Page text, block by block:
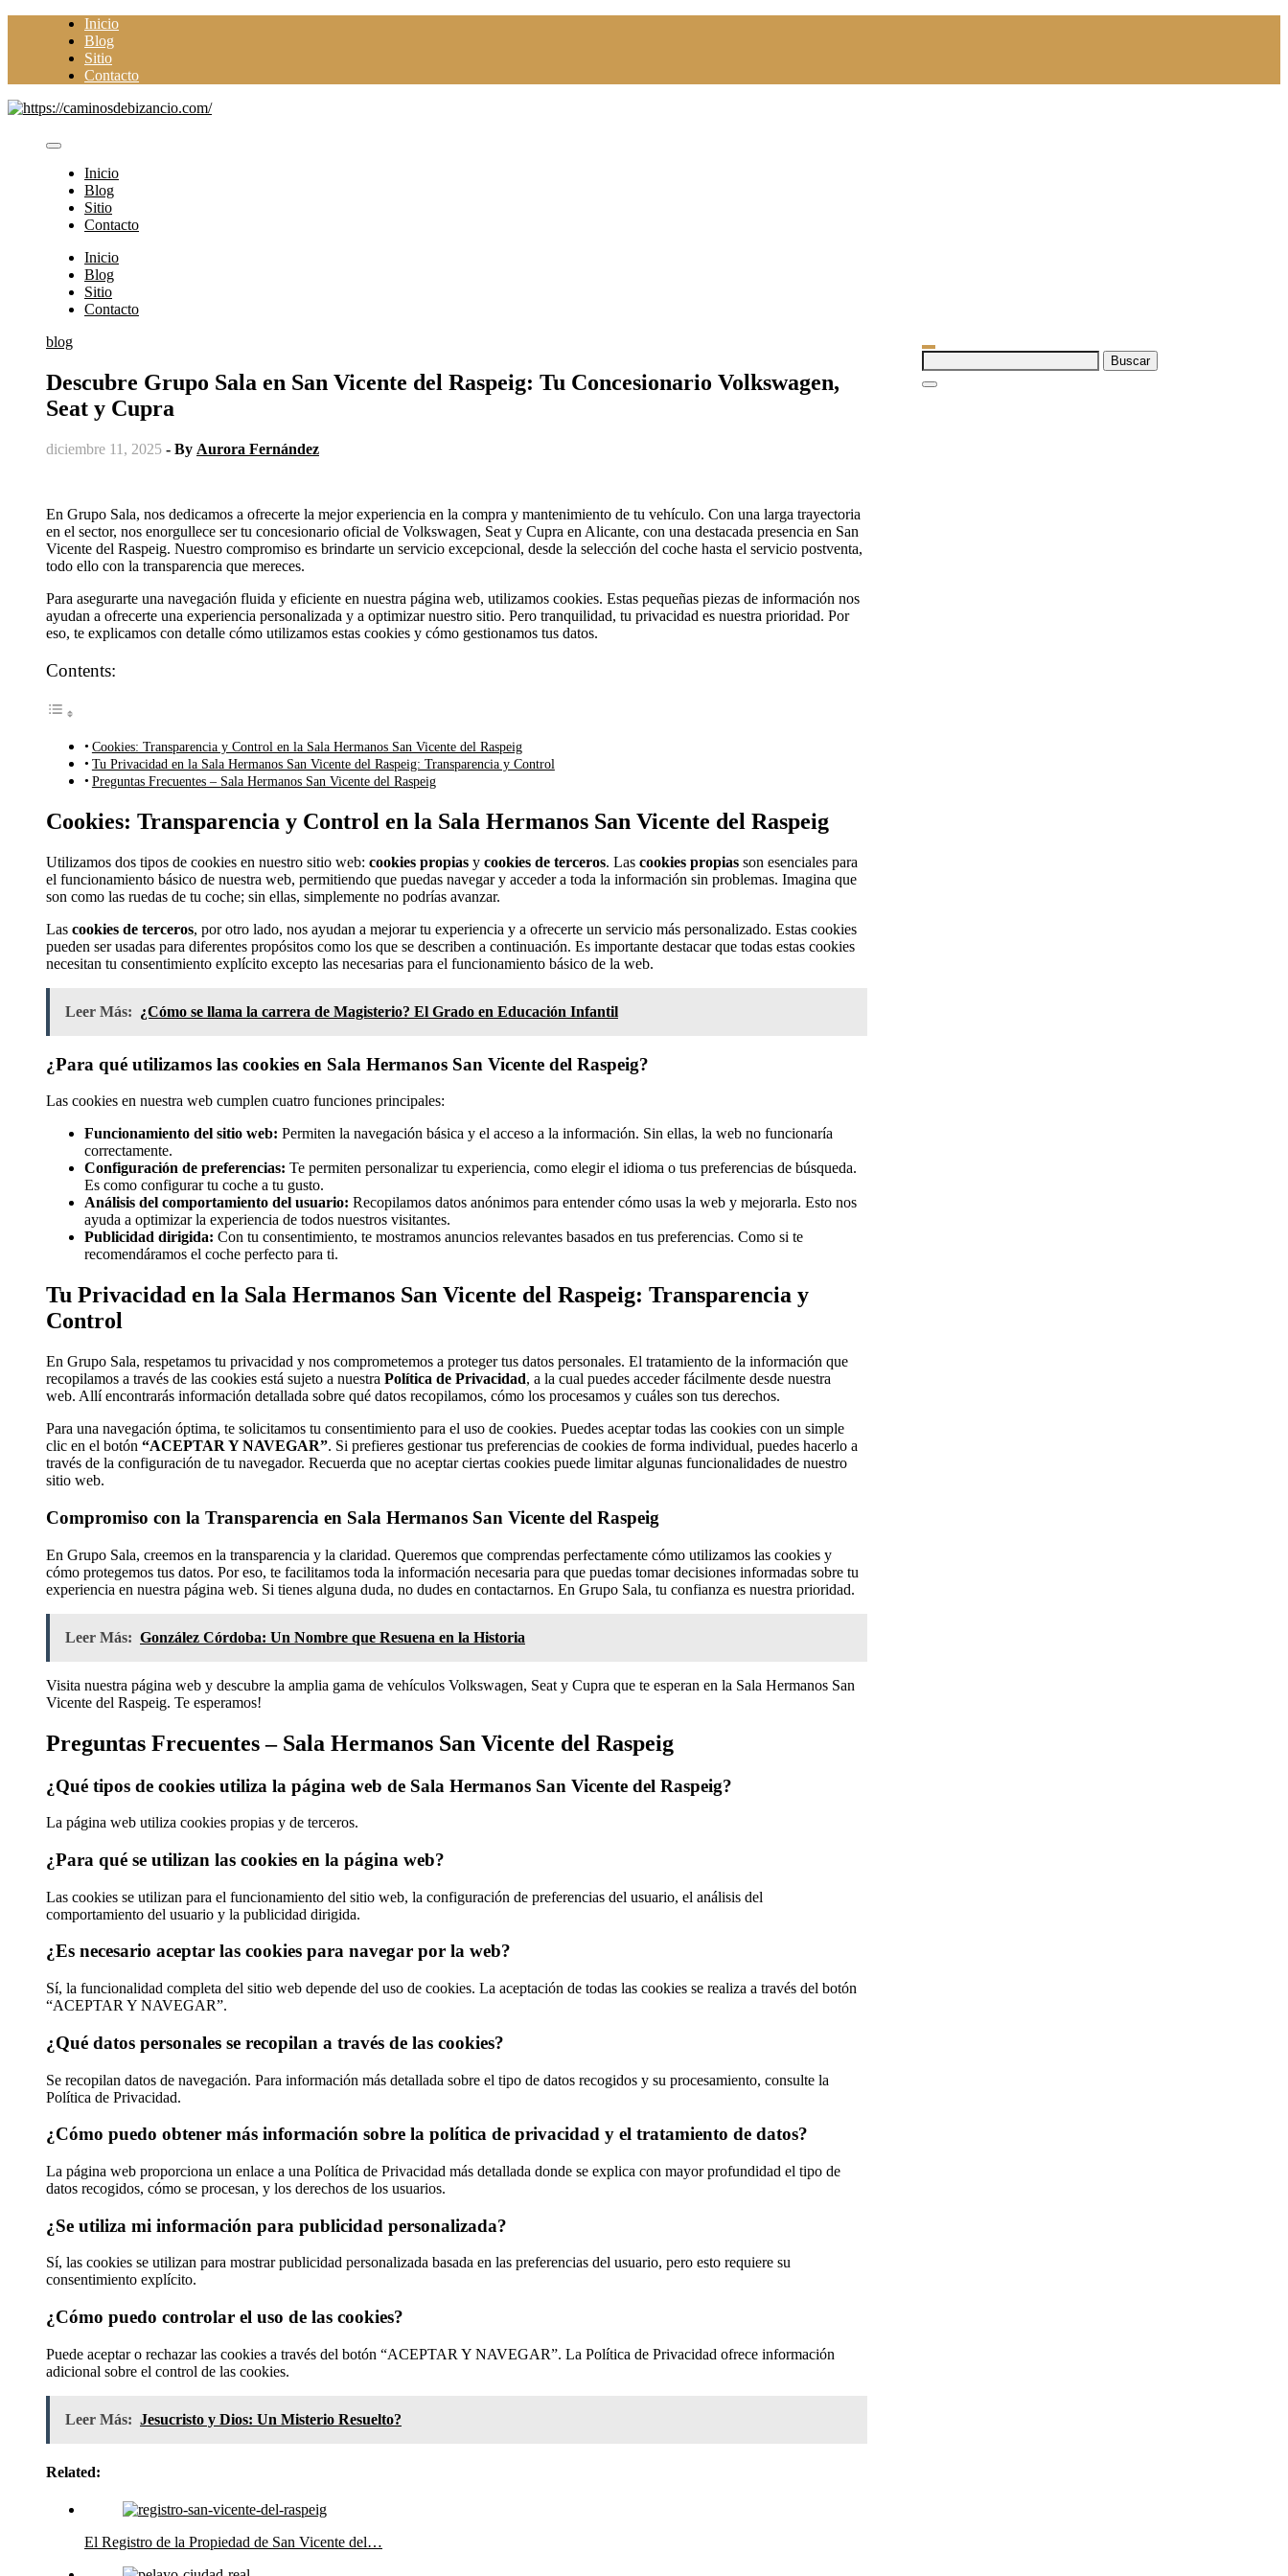
Inicio
Blog
Sitio
Contacto
Inicio
Blog
Sitio
Contacto
Inicio
Blog
Sitio
Contacto
Buscar:
blog
Descubre Grupo Sala en San Vicente del Raspeig: Tu Concesionario Volkswagen,
Seat y Cupra
diciembre 11, 2025 - By Aurora Fernández
En Grupo Sala, nos dedicamos a ofrecerte la mejor experiencia en la compra y mantenimiento de tu vehículo. Con una larga trayectoria
en el sector, nos enorgullece ser tu concesionario oficial de Volkswagen, Seat y Cupra en Alicante, con una destacada presencia en San
Vicente del Raspeig. Nuestro compromiso es brindarte un servicio excepcional, desde la selección del coche hasta el servicio postventa,
todo ello con la transparencia que mereces.
Para asegurarte una navegación fluida y eficiente en nuestra página web, utilizamos cookies. Estas pequeñas piezas de información nos
ayudan a ofrecerte una experiencia personalizada y a optimizar nuestro sitio. Pero tranquilidad, tu privacidad es nuestra prioridad. Por
eso, te explicamos con detalle cómo utilizamos estas cookies y cómo gestionamos tus datos.
Contents:
Cookies: Transparencia y Control en la Sala Hermanos San Vicente del Raspeig
Tu Privacidad en la Sala Hermanos San Vicente del Raspeig: Transparencia y Control
Preguntas Frecuentes – Sala Hermanos San Vicente del Raspeig
Cookies: Transparencia y Control en la Sala Hermanos San Vicente del Raspeig
Utilizamos dos tipos de cookies en nuestro sitio web: cookies propias y cookies de terceros. Las cookies propias son esenciales para
el funcionamiento básico de nuestra web, permitiendo que puedas navegar y acceder a toda la información sin problemas. Imagina que
son como las ruedas de tu coche; sin ellas, simplemente no podrías avanzar.
Las cookies de terceros, por otro lado, nos ayudan a mejorar tu experiencia y a ofrecerte un servicio más personalizado. Estas cookies
pueden ser usadas para diferentes propósitos como los que se describen a continuación. Es importante destacar que todas estas cookies
necesitan tu consentimiento explícito excepto las necesarias para el funcionamiento básico de la web.
Leer Más: ¿Cómo se llama la carrera de Magisterio? El Grado en Educación Infantil
¿Para qué utilizamos las cookies en Sala Hermanos San Vicente del Raspeig?
Las cookies en nuestra web cumplen cuatro funciones principales:
Funcionamiento del sitio web: Permiten la navegación básica y el acceso a la información. Sin ellas, la web no funcionaría
correctamente.
Configuración de preferencias: Te permiten personalizar tu experiencia, como elegir el idioma o tus preferencias de búsqueda.
Es como configurar tu coche a tu gusto.
Análisis del comportamiento del usuario: Recopilamos datos anónimos para entender cómo usas la web y mejorarla. Esto nos
ayuda a optimizar la experiencia de todos nuestros visitantes.
Publicidad dirigida: Con tu consentimiento, te mostramos anuncios relevantes basados en tus preferencias. Como si te
recomendáramos el coche perfecto para ti.
Tu Privacidad en la Sala Hermanos San Vicente del Raspeig: Transparencia y
Control
En Grupo Sala, respetamos tu privacidad y nos comprometemos a proteger tus datos personales. El tratamiento de la información que
recopilamos a través de las cookies está sujeto a nuestra Política de Privacidad, a la cual puedes acceder fácilmente desde nuestra
web. Allí encontrarás información detallada sobre qué datos recopilamos, cómo los procesamos y cuáles son tus derechos.
Para una navegación óptima, te solicitamos tu consentimiento para el uso de cookies. Puedes aceptar todas las cookies con un simple
clic en el botón “ACEPTAR Y NAVEGAR”. Si prefieres gestionar tus preferencias de cookies de forma individual, puedes hacerlo a
través de la configuración de tu navegador. Recuerda que no aceptar ciertas cookies puede limitar algunas funcionalidades de nuestro
sitio web.
Compromiso con la Transparencia en Sala Hermanos San Vicente del Raspeig
En Grupo Sala, creemos en la transparencia y la claridad. Queremos que comprendas perfectamente cómo utilizamos las cookies y
cómo protegemos tus datos. Por eso, te facilitamos toda la información necesaria para que puedas tomar decisiones informadas sobre tu
experiencia en nuestra página web. Si tienes alguna duda, no dudes en contactarnos. En Grupo Sala, tu confianza es nuestra prioridad.
Leer Más: González Córdoba: Un Nombre que Resuena en la Historia
Visita nuestra página web y descubre la amplia gama de vehículos Volkswagen, Seat y Cupra que te esperan en la Sala Hermanos San
Vicente del Raspeig. Te esperamos!
Preguntas Frecuentes – Sala Hermanos San Vicente del Raspeig
¿Qué tipos de cookies utiliza la página web de Sala Hermanos San Vicente del Raspeig?
La página web utiliza cookies propias y de terceros.
¿Para qué se utilizan las cookies en la página web?
Las cookies se utilizan para el funcionamiento del sitio web, la configuración de preferencias del usuario, el análisis del
comportamiento del usuario y la publicidad dirigida.
¿Es necesario aceptar las cookies para navegar por la web?
Sí, la funcionalidad completa del sitio web depende del uso de cookies. La aceptación de todas las cookies se realiza a través del botón
“ACEPTAR Y NAVEGAR”.
¿Qué datos personales se recopilan a través de las cookies?
Se recopilan datos de navegación. Para información más detallada sobre el tipo de datos recogidos y su procesamiento, consulte la
Política de Privacidad.
¿Cómo puedo obtener más información sobre la política de privacidad y el tratamiento de datos?
La página web proporciona un enlace a una Política de Privacidad más detallada donde se explica con mayor profundidad el tipo de
datos recogidos, cómo se procesan, y los derechos de los usuarios.
¿Se utiliza mi información para publicidad personalizada?
Sí, las cookies se utilizan para mostrar publicidad personalizada basada en las preferencias del usuario, pero esto requiere su
consentimiento explícito.
¿Cómo puedo controlar el uso de las cookies?
Puede aceptar o rechazar las cookies a través del botón “ACEPTAR Y NAVEGAR”. La Política de Privacidad ofrece información
adicional sobre el control de las cookies.
Leer Más: Jesucristo y Dios: Un Misterio Resuelto?
Related:
El Registro de la Propiedad de San Vicente del…